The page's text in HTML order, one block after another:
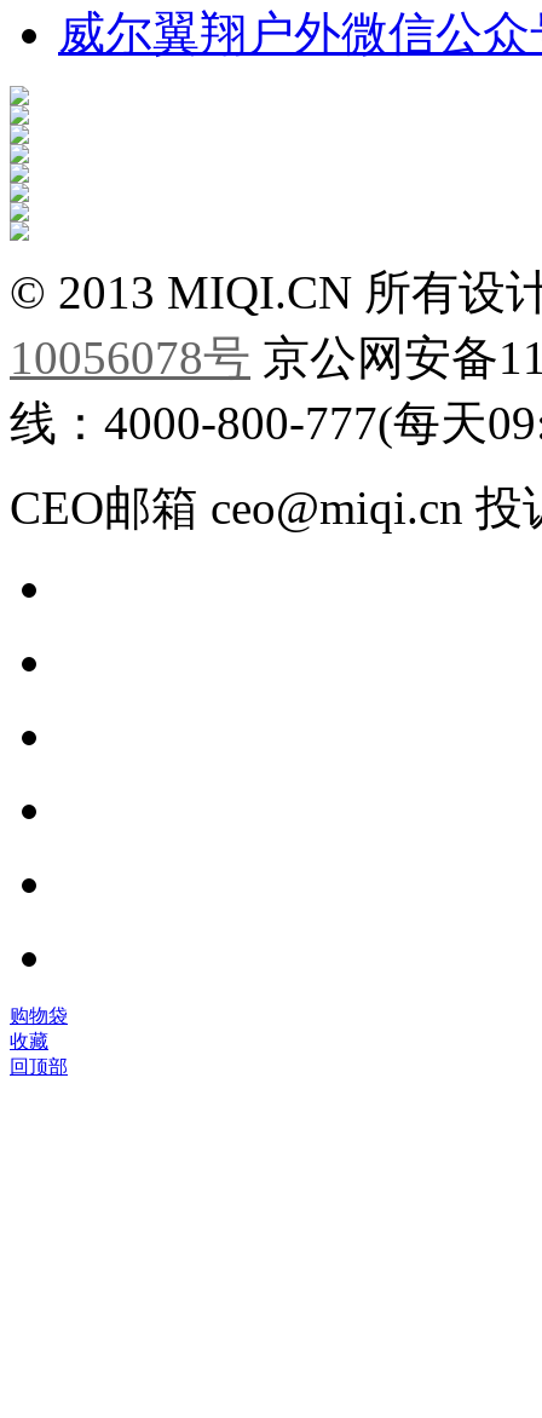
威尔翼翔户外微信公
© 2013 MIQI.CN 所有设
10056078号 京公网安备
线：4000-800-777(每天
CEO邮箱 ceo@miqi.cn
©
2005-
2026
威
购物袋
收藏
回顶部